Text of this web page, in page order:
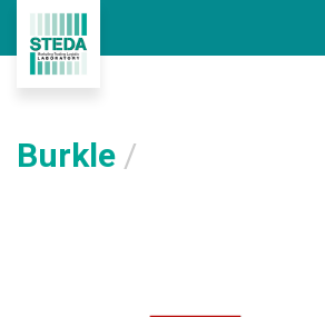
content
Burkle /